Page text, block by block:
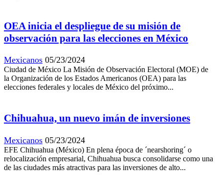
OEA inicia el despliegue de su misión de
observación para las elecciones en México
Mexicanos 05/23/2024
Ciudad de México La Misión de Observación Electoral (MOE) de
la Organización de los Estados Americanos (OEA) para las
elecciones federales y locales de México del próximo...
Chihuahua, un nuevo imán de inversiones
Mexicanos 05/23/2024
EFE Chihuahua (México) En plena época de ´nearshoring´ o
relocalización empresarial, Chihuahua busca consolidarse como una
de las ciudades más atractivas para las inversiones de alto...